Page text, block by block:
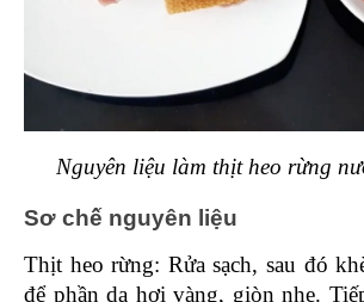
Nguyên liệu làm thịt heo rừng
Sơ chế nguyên liệu
Thịt heo rừng: Rửa sạch, sau đó
để phần da hơi vàng, giòn nhẹ.